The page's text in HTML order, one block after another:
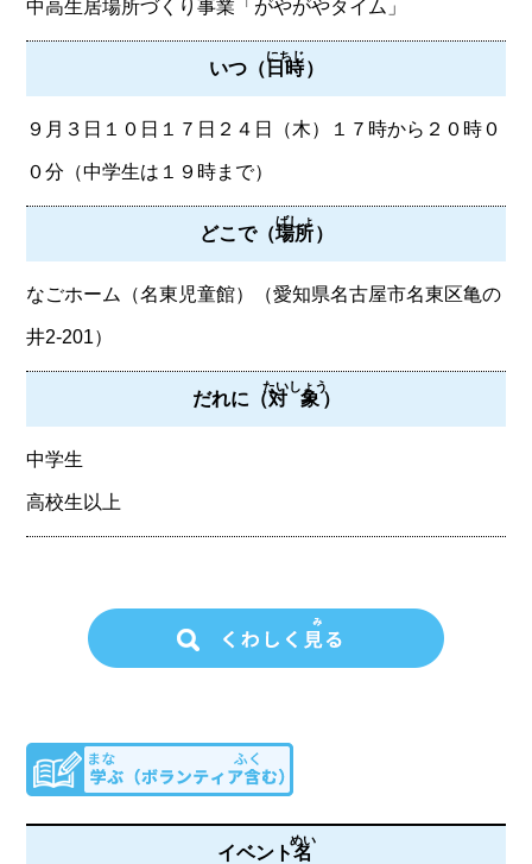
中高生居場所づくり事業「がやがやタイム」
いつ（日時
にちじ
）
９月３日１０日１７日２４日（木）１７時から２０時０
０分（中学生は１９時まで）
どこで（場所
ばしょ
）
なごホーム（名東児童館）（愛知県名古屋市名東区亀の
井2-201）
だれに（対象
たいしょう
）
中学生
高校生以上
イベント名
めい